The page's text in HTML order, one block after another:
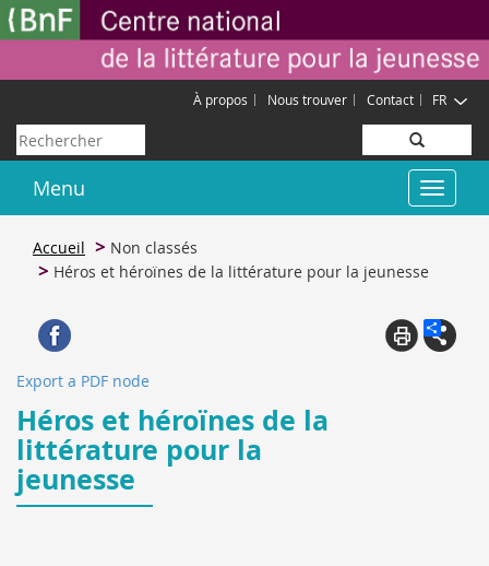
Aller
au
principal
FR
À propos Nous trouver Contact
Rechercher
Toggle
Menu
Accueil
Non classés
Héros et héroïnes de la littérature pour la jeunesse
Export a PDF node
Héros et héroïnes de la
littérature pour la
jeunesse
Gestion des cookies